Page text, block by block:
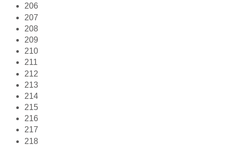
206
207
208
209
210
211
212
213
214
215
216
217
218